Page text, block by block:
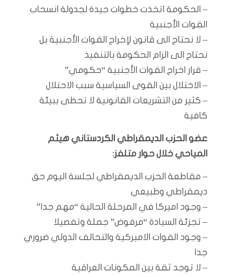
– الحكومة اتخذت خطوات جيدة لجدولة انسحاب
القوات الأجنبية
– لا نحتاج الى قانون لإخراج القوات الأجنبية بل
نحتاج الى الزام الحكومة بالتنفيذ
– قرار اخراج القوات الأجنبية “حكومي”
– الاختلال بين القوى السياسية سبب الاحتلال
– كثير من التشريعات القانونية لا تحظى ببيئة
كافية
عضو الحزب الديمقراطي الكردستاني هيثم
المياحي خلال حوار متلفز:
– مقاطعة الحزب الديمقراطي لجلسة اليوم حق
ديمقراطي وطبيعي
– وجود اميركا في المرحلة الحالية “مهم جدا”
– تجزئة السيادة “مرفوض” جملة وتفصيلا
– وجود القوات الاميركية والتحالف الدولي ضروري
جدا
– لا توجد ثقة بين المكونات العراقية